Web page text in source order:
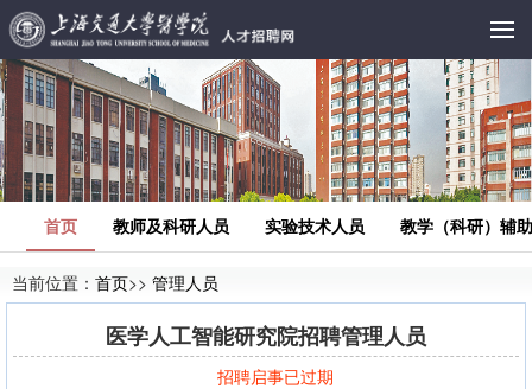
首页 教师及科研人员 实验技术人员 教学（科研）辅
当前位置： 首页>> 管理人员
医学人工智能研究院招聘管理人员
招聘启事已过期